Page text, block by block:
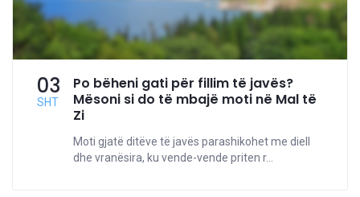
03
SHT
Po bëheni gati për fillim të javës?
Mësoni si do të mbajë moti në Mal të
Zi
Moti gjatë ditëve të javës parashikohet me diell
dhe vranësira, ku vende-vende priten r...